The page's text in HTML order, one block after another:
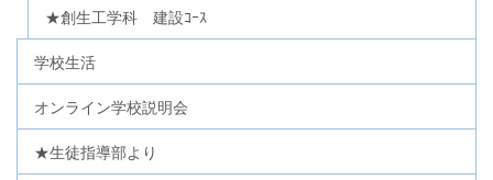
★創生工学科 建設ｺｰｽ
学校生活
オンライン学校説明会
★生徒指導部より